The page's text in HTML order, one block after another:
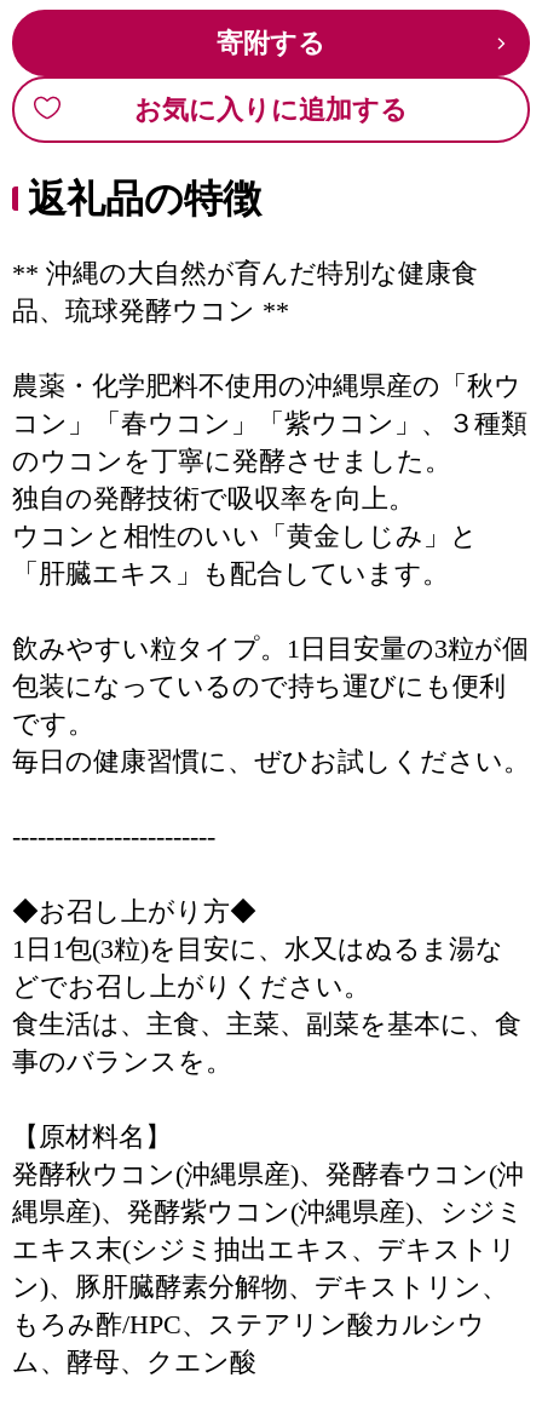
寄附する
お気に入りに追加する
返礼品の特徴
** 沖縄の大自然が育んだ特別な健康食
品、琉球発酵ウコン **
農薬・化学肥料不使用の沖縄県産の「秋ウ
コン」「春ウコン」「紫ウコン」、３種類
のウコンを丁寧に発酵させました。
独自の発酵技術で吸収率を向上。
ウコンと相性のいい「黄金しじみ」と
「肝臓エキス」も配合しています。
飲みやすい粒タイプ。1日目安量の3粒が個
包装になっているので持ち運びにも便利
です。
毎日の健康習慣に、ぜひお試しください。
------------------------
◆お召し上がり方◆
1日1包(3粒)を目安に、水又はぬるま湯な
どでお召し上がりください。
食生活は、主食、主菜、副菜を基本に、食
事のバランスを。
【原材料名】
発酵秋ウコン(沖縄県産)、発酵春ウコン(沖
縄県産)、発酵紫ウコン(沖縄県産)、シジミ
エキス末(シジミ抽出エキス、デキストリ
ン)、豚肝臓酵素分解物、デキストリン、
もろみ酢/HPC、ステアリン酸カルシウ
ム、酵母、クエン酸